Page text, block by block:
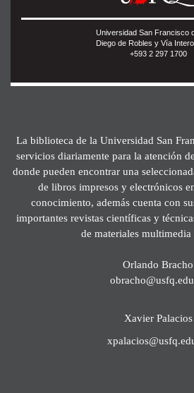
Universidad San Francisco
Diego de Robles y Vía
+593 2 297 1700
La biblioteca de la Universidad San
servicios diariamente para la atención
donde pueden encontrar una
de libros impresos y electrónicos
conocimiento, además cuenta con
importantes revistas científicas y
de materiales multimedia
Orlando Bracho
Xavier Palacios